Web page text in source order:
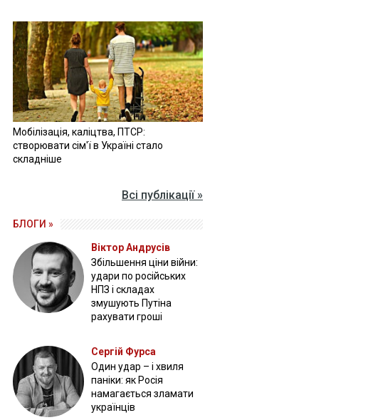
Мобілізація, каліцтва, ПТСР:
створювати сім'ї в Україні стало
складніше
Всі публікації »
БЛОГИ »
Віктор Андрусів
Збільшення ціни війни:
удари по російських
НПЗ і складах
змушують Путіна
рахувати гроші
Сергій Фурса
Один удар – і хвиля
паніки: як Росія
намагається зламати
українців